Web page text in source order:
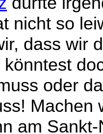
nicht so
dass wir
oder
Machen
am